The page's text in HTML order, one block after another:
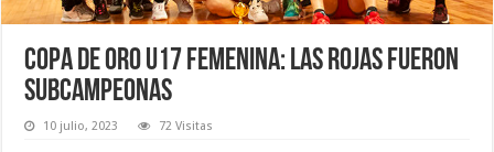
Copa de Oro U17 Femenina: las rojas fueron
subcampeonas
10 julio, 2023 72 Visitas